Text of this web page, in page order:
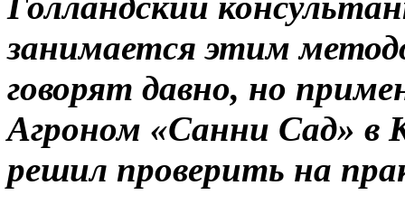
занимается этим
говорят давно, но
Агроном «Санни Сад» в
решил проверить на